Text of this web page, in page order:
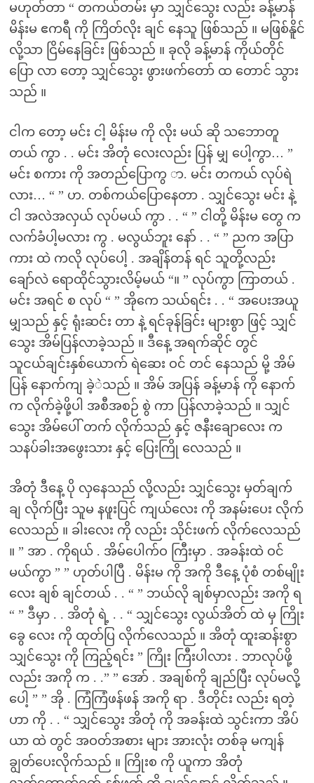
မဟုတ်တာ “ တကယ်တမ်း မှာ သျှင်သွေး လည်း ခန့်မာန်
မိန်းမ ဧကရီ ကို ကြိတ်လိုး ချင် နေသူ ဖြစ်သည် ။ မဖြစ်နိူင်
လို့သာ ငြိမ်နေခြင်း ဖြစ်သည် ။ ခုလို ခန့်မာန် ကိုယ်တိုင်
ပြော လာ တော့ သျှင်သွေး ဖွားဖက်တော် ထ တောင် သွား
သည် ။
ငါက တော့ မင်း ငါ့ မိန်းမ ကို လိုး မယ် ဆို သဘောတူ
တယ် ကွာ . . မင်း အိတုံ လေးလည်း ပြန် မျှ ပေါ့ကွာ… ”
မင်း စကား ကို အတည်ပြောကွ ာ. မင်း တကယ် လုပ်ရဲ
လား… “ ” ဟ. တစ်ကယ်ပြောနေတာ . သျှင်သွေး မင်း နဲ့
ငါ အလဲအလှယ် လုပ်မယ် ကွာ . . “ ” ငါတို့ မိန်းမ တွေ က
လက်ခံပါ့မလား ကွ . မလွယ်ဘူး နော် . . “ ” ညက အပြာ
ကား ထဲ ကလို လုပ်ပေါ့ . အချိန်တန် ရင် သူတို့လည်း
ချော်လဲ ရောထိုင်သွားလိမ့်မယ် “။ ” လုပ်ကွာ ကြာတယ် .
မင်း အရင် စ လုပ် “ ” အိုကေ သယ်ရင်း . . “ အပေးအယူ
မျှသည် နှင့် ရုံးဆင်း တာ နဲ့ ရင်ခုန်ခြင်း များစွာ ဖြင့် သျှင်
သွေး အိမ်ပြန်လာခဲ့သည် ။ ဒီနေ့ အရက်ဆိုင် တွင်
သူငယ်ချင်းနှစ်ယောက် ရဲဆေး ဝင် တင် နေသည် မို့ အိမ်
ပြန် နောက်ကျ ခဲ့ဲသည် ။ အိမ် အပြန် ခန့်မာန် ကို နောက်
က လိုက်ခဲ့ဖို့ပါ အစီအစဉ် စွဲ ကာ ပြန်လာခဲ့သည် ။ သျှင်
သွေး အိမ်ပေါ် တက် လိုက်သည် နှင့် ဇနီးချောလေး က
သနပ်ခါးအဖွေးသား နှင့် ပြေးကြို လေသည် ။
အိတုံ ဒီနေ့ ပို လှနေသည် လို့လည်း သျှင်သွေး မှတ်ချက်
ချ လိုက်ပြီး သူမ နဖူးပြင် ကျယ်လေး ကို အနမ်းပေး လိုက်
လေသည် ။ ခါးလေး ကို လည်း သိုင်းဖက် လိုက်လေသည်
။ ” အာ . ကိုရယ် . အိမ်ပေါက်ဝ ကြီးမှာ . အခန်းထဲ ဝင်
မယ်ကွာ ” ” ဟုတ်ပါပြီ . မိန်းမ ကို အကို ဒီနေ့ ပုံစံ တစ်မျိုး
လေး ချစ် ချင်တယ် . . “ ” ဘယ်လို ချစ်မှာလည်း အကို ရ
“ ” ဒီမှာ . . အိတုံ ရဲ့ . . “ သျှင်သွေး လွယ်အိတ် ထဲ မှ ကြိုး
ခွေ လေး ကို ထုတ်ပြ လိုက်လေသည် ။ အိတုံ ထူးဆန်းစွာ
သျှင်သွေး ကို ကြည့်ရင်း ” ကြိုး ကြီးပါလား . ဘာလုပ်ဖို့
လည်း အကို က . .” ” အော် . အချစ်ကို ချည်ပြီး လုပ်မလို့
ပေါ့ ” ” အို . ကြံကြံဖန်ဖန် အကို ရာ . ဒီတိုင်း လည်း ရတဲ့
ဟာ ကို . . “ သျှင်သွေး အိတုံ ကို အခန်းထဲ သွင်းကာ အိပ်
ယာ ထဲ တွင် အဝတ်အစား များ အားလုံး တစ်ခု မကျန်
ချွတ်ပေးလိုက်သည် ။ ကြိုးစ ကို ယူကာ အိတုံ